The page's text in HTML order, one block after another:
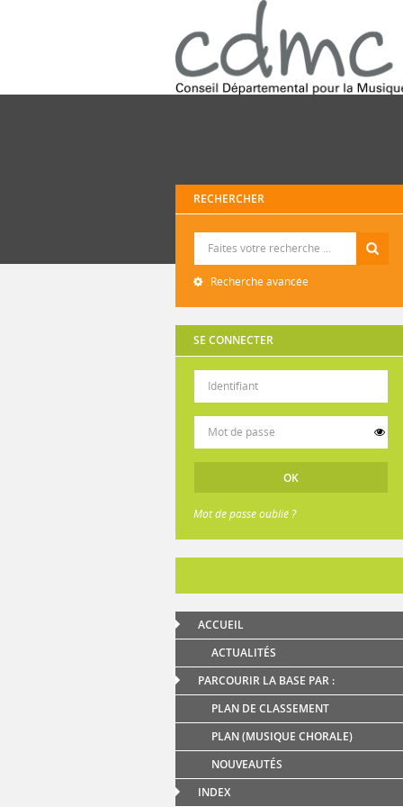
RECHERCHER
Recherche avancée
SE CONNECTER
Mot de passe oublié ?
ACCUEIL
ACTUALITÉS
PARCOURIR LA BASE PAR :
PLAN DE CLASSEMENT
PLAN (MUSIQUE CHORALE)
NOUVEAUTÉS
INDEX